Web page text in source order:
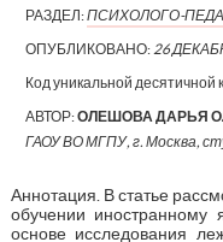
РАЗДЕЛ:ПСИХОЛОГО-
ОПУБЛИКОВАНО: 26
Код уникальной десятичной
АВТОР:ОЛЕШОВА ДАРЬЯ
ГАОУ ВО МГПУ, г. Москва,
Аннотация. В статье
обучении иностранному
основе исследования